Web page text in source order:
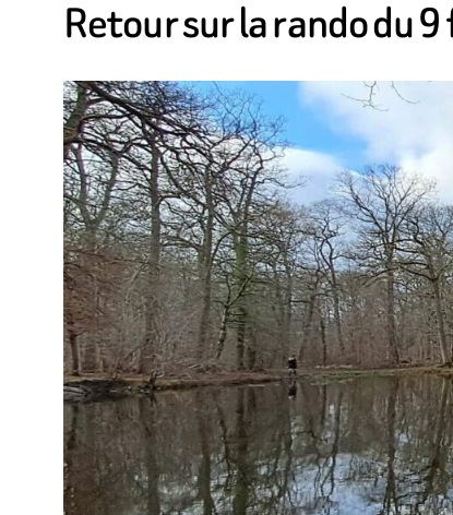
Retour sur la rando du